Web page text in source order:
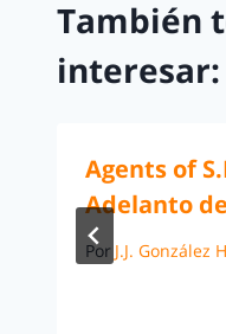
También
interesar:
Agents of
Adelanto
Por J.J. González